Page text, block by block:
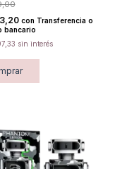
con Transferencia o
bancario
sin interés